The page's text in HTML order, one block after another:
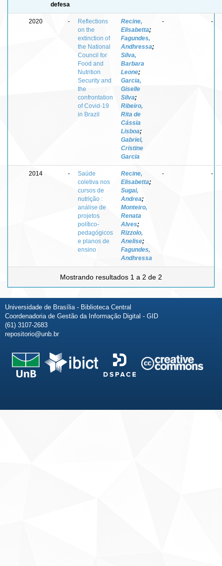
defesa
2020 -
Reflections
on the
extinction of
the National
Council for
Food and
Nutrition
Security and
the
confrontation
of Covid-19
in Brazil
Recine,
Elisabetta;
Fagundes,
Andhressa;
Silva,
Barbara
Leone;
Garcia,
Giselle
Silva;
Ribeiro,
Rita de
Cássia
Lisboa;
Gabriel,
Cristine
Garcia
- -
2014 -
Saúde
coletiva nos
cursos de
nutrição :
análise de
projetos
político-
pedagógicos
e planos de
ensino
Recine,
Elisabetta;
Sugai,
Andrea;
Monteiro,
Renata
Alves;
Rizzolo,
Anelise;
Fagundes,
Andhressa
- -
Mostrando resultados 1 a 2 de 2
Universidade de Brasília - Biblioteca Central
Coordenadoria de Gestão da Informação Digital - GID
(61) 3107-2683
repositorio@unb.br